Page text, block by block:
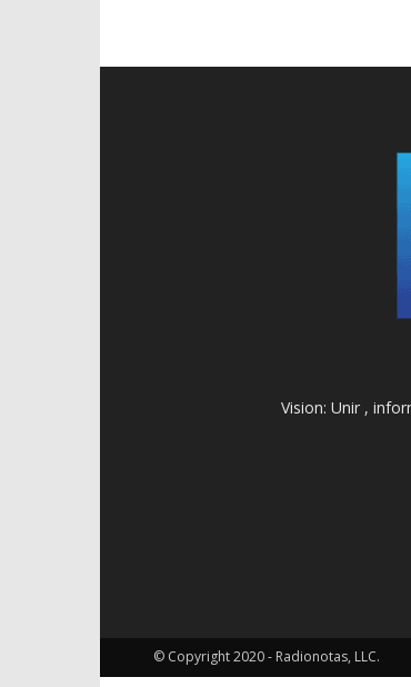
Vision: Unir ,
© Copyright 2020 - Radionotas, LLC.